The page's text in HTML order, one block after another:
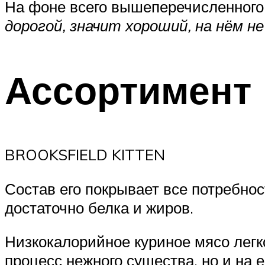
На фоне всего
дорогой, значит хороший, на нём
Ассортимент
BROOKSFIELD KITTEN
Состав его покрывает все
достаточно белка и жиров.
Низкокалорийное куриное мясо
процесс нежного существа, но и на